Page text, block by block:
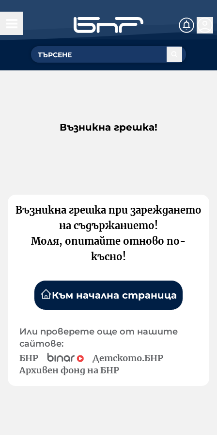
Възникна грешка!
Възникна грешка при зареждането
на съдържанието!
Моля, опитайте отново по-
късно!
Към начална страница
Или проверете още от нашите
сайтове:
БНР
Детското.БНР
Архивен фонд на БНР